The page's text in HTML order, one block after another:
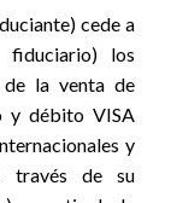
cede a
fiduciario) los
la venta de
y débito VISA
y
través de su